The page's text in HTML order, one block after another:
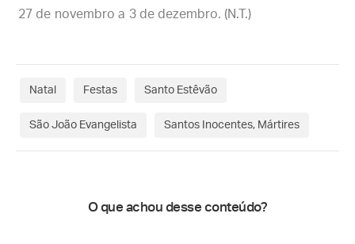
27 de novembro a 3 de dezembro. (N.T.)
Natal Festas Santo Estêvão
São João Evangelista Santos Inocentes, Mártires
O que achou desse conteúdo?